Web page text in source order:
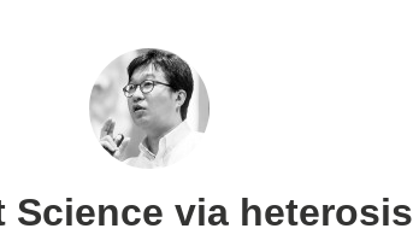
Science via heterosis